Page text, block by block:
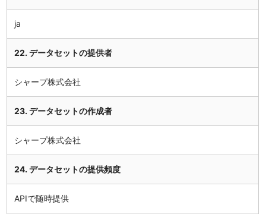
ja
22. データセットの提供者
シャープ株式会社
23. データセットの作成者
シャープ株式会社
24. データセットの提供頻度
APIで随時提供